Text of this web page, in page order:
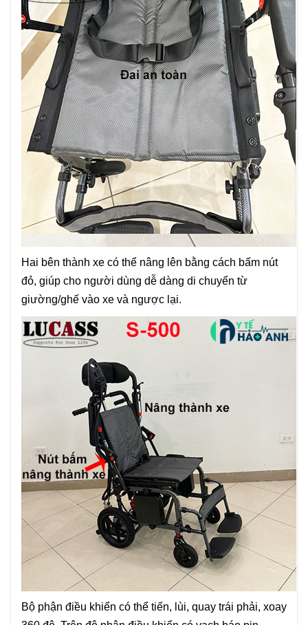
Hai bên thành xe có thể nâng lên bằng cách bấm nút
đỏ, giúp cho người dùng dễ dàng di chuyển từ
giường/ghế vào xe và ngược lại.
Bộ phận điều khiển có thể tiến, lùi, quay trái phải, xoay